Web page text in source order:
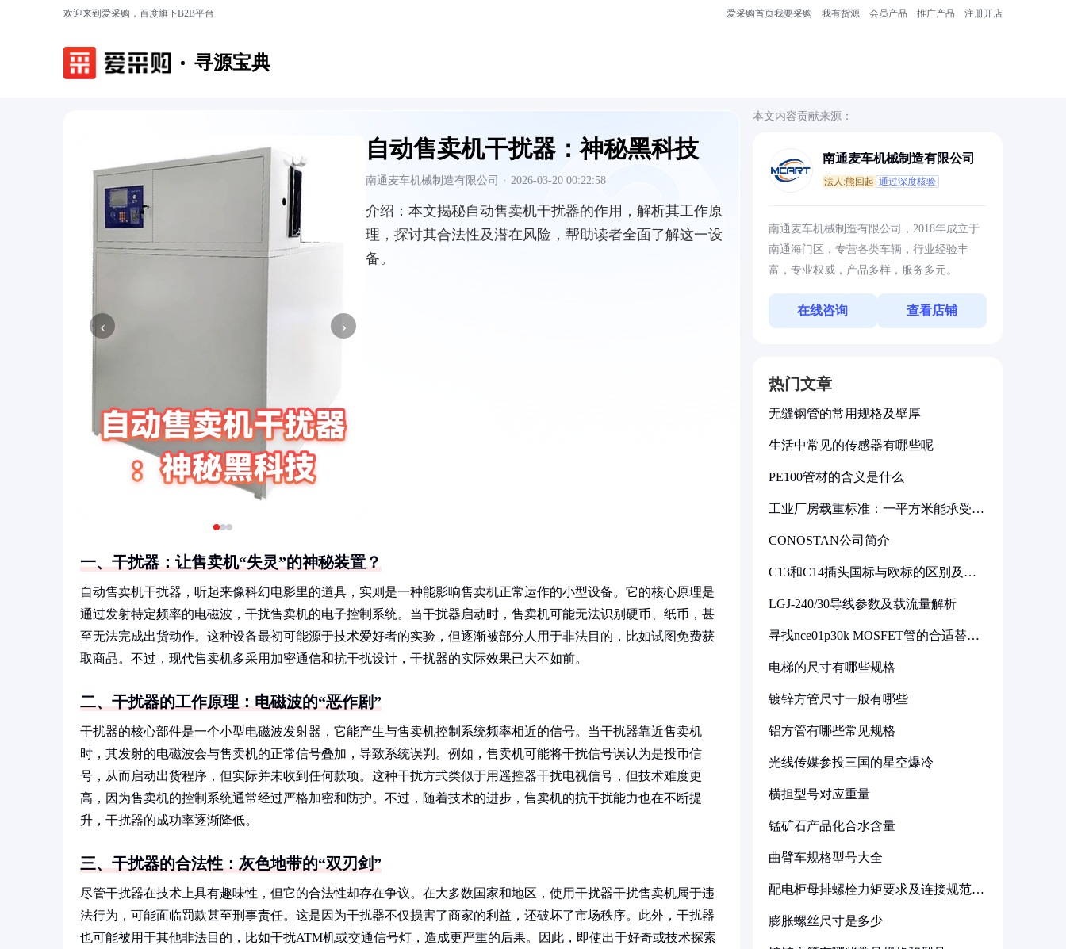
欢迎来到爱采购，百度旗下B2B平台 爱采购首页我要采购 我有货源 会员产品 推广产品 注册开店
寻源宝典
‹ ›
自动售卖机干扰器：神秘黑科技
南通麦车机械制造有限公司 · 2026-03-20 00:22:58
介绍： 本文揭秘自动售卖机干扰器的作用，解析其工作原
理，探讨其合法性及潜在风险，帮助读者全面了解这一设
备。
一、干扰器：让售卖机“失灵”的神秘装置？
自动售卖机干扰器，听起来像科幻电影里的道具，实则是一种能影响售卖机正常运作的小型设备。它的核心原理是
通过发射特定频率的电磁波，干扰售卖机的电子控制系统。当干扰器启动时，售卖机可能无法识别硬币、纸币，甚
至无法完成出货动作。这种设备最初可能源于技术爱好者的实验，但逐渐被部分人用于非法目的，比如试图免费获
取商品。不过，现代售卖机多采用加密通信和抗干扰设计，干扰器的实际效果已大不如前。
二、干扰器的工作原理：电磁波的“恶作剧”
干扰器的核心部件是一个小型电磁波发射器，它能产生与售卖机控制系统频率相近的信号。当干扰器靠近售卖机
时，其发射的电磁波会与售卖机的正常信号叠加，导致系统误判。例如，售卖机可能将干扰信号误认为是投币信
号，从而启动出货程序，但实际并未收到任何款项。这种干扰方式类似于用遥控器干扰电视信号，但技术难度更
高，因为售卖机的控制系统通常经过严格加密和防护。不过，随着技术的进步，售卖机的抗干扰能力也在不断提
升，干扰器的成功率逐渐降低。
三、干扰器的合法性：灰色地带的“双刃剑”
尽管干扰器在技术上具有趣味性，但它的合法性却存在争议。在大多数国家和地区，使用干扰器干扰售卖机属于违
法行为，可能面临罚款甚至刑事责任。这是因为干扰器不仅损害了商家的利益，还破坏了市场秩序。此外，干扰器
也可能被用于其他非法目的，比如干扰ATM机或交通信号灯，造成更严重的后果。因此，即使出于好奇或技术探索
本文内容贡献来源：
南通麦车机械制造有限公司
法人:熊回起 通过深度核验
南通麦车机械制造有限公司，2018年成立于
南通海门区，专营各类车辆，行业经验丰
富，专业权威，产品多样，服务多元。
在线咨询 查看店铺
热门文章
无缝钢管的常用规格及壁厚
生活中常见的传感器有哪些呢
PE100管材的含义是什么
工业厂房载重标准：一平方米能承受多
CONOSTAN公司简介
C13和C14插头国标与欧标的区别及其
LGJ-240/30导线参数及载流量解析
寻找nce01p30k MOSFET管的合适替代
电梯的尺寸有哪些规格
镀锌方管尺寸一般有哪些
铝方管有哪些常见规格
光线传媒参投三国的星空爆冷
横担型号对应重量
锰矿石产品化合水含量
曲臂车规格型号大全
配电柜母排螺栓力矩要求及连接规范详
膨胀螺丝尺寸是多少